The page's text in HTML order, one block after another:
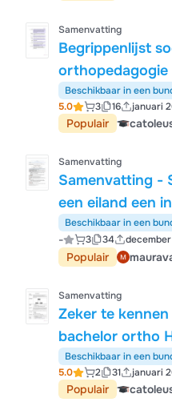
Samenvatting
Begrippenlijst
orthopedagogie
Beschikbaar in een
5.0
3 16 januari
Populair
Samenvatting
Samenvatting -
een eiland een
Beschikbaar in een
- 3 34
Populair
Samenvatting
Zeker te
bachelor ortho
Beschikbaar in een
5.0
2 31 januari
Populair